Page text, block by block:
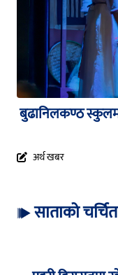
बुढानिलकण्ठ
अर्थ खबर
साताको चर्चित